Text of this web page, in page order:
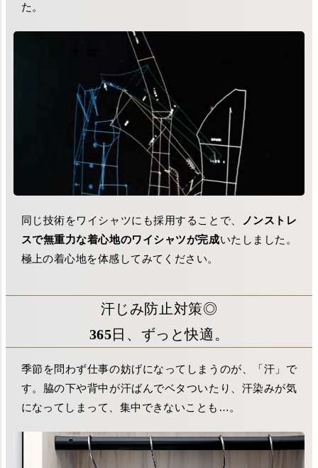
た。
同じ技術をワイシャツにも採用することで、
ノンストレ
スで無重力な着心地のワイシャツが完成いたしました。
極上の着心地を体感してみてください。
汗じみ防止対策◎
365日、ずっと快適。
季節を問わず仕事の妨げになってしまうのが、「汗」で
す。脇の下や背中が汗ばんでベタついたり、汗染みが気
になってしまって、集中できないことも…。